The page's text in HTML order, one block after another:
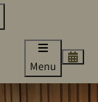
Menu